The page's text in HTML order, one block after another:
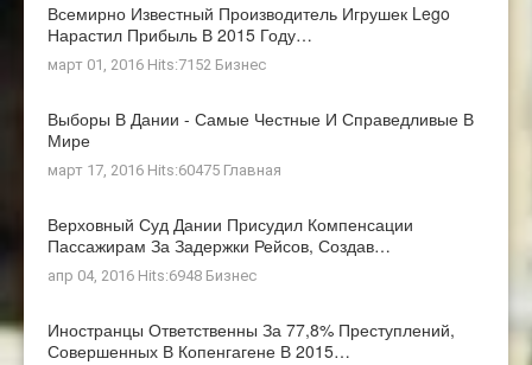
Всемирно Известный Производитель Игрушек Lego
Нарастил Прибыль В 2015 Году…
март 01, 2016 Hits:7152 Бизнес
Выборы В Дании - Самые Честные И Справедливые В
Мире
март 17, 2016 Hits:60475 Главная
Верховный Суд Дании Присудил Компенсации
Пассажирам За Задержки Рейсов, Создав…
апр 04, 2016 Hits:6948 Бизнес
Иностранцы Ответственны За 77,8% Преступлений,
Совершенных В Копенгагене В 2015…